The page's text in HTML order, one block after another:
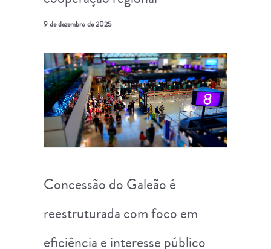
9 de dezembro de 2025
Concessão do Galeão é
reestruturada com foco em
eficiência e interesse público